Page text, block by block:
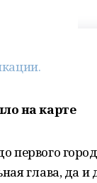
на карте
первого
глава, да